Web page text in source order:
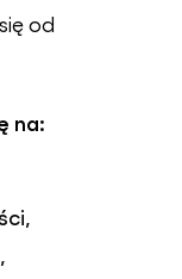
od
na: